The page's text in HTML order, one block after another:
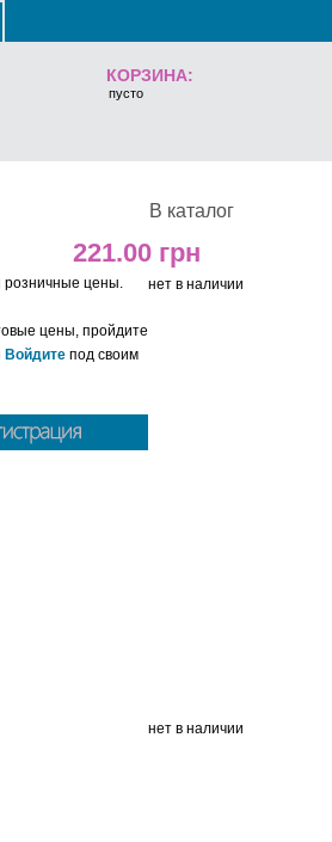
КОРЗИНА:
пусто
В каталог
221.00
нет в наличии
розничные цены.
цены, пройдите
Войдите под своим
нет в наличии